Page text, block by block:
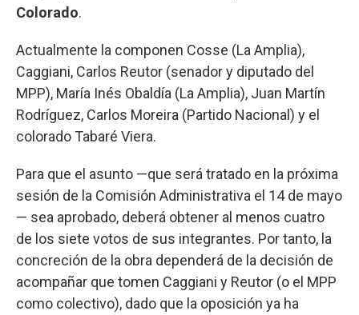
Colorado.
Actualmente la componen Cosse (La Amplia),
Caggiani, Carlos Reutor (senador y diputado del
MPP), María Inés Obaldía (La Amplia), Juan Martín
Rodríguez, Carlos Moreira (Partido Nacional) y el
colorado Tabaré Viera.
Para que el asunto —que será tratado en la próxima
sesión de la Comisión Administrativa el 14 de mayo
— sea aprobado, deberá obtener al menos cuatro
de los siete votos de sus integrantes. Por tanto, la
concreción de la obra dependerá de la decisión de
acompañar que tomen Caggiani y Reutor (o el MPP
como colectivo), dado que la oposición ya ha